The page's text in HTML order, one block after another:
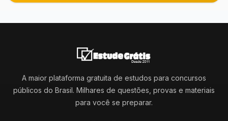
A maior plataforma gratuita de estudos para concursos
públicos do Brasil. Milhares de questões, provas e materiais
para você se preparar.